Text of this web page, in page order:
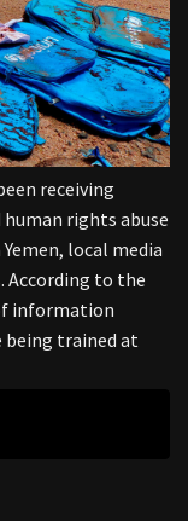
receiving
rights abuse
local media
According to the
information
being trained at